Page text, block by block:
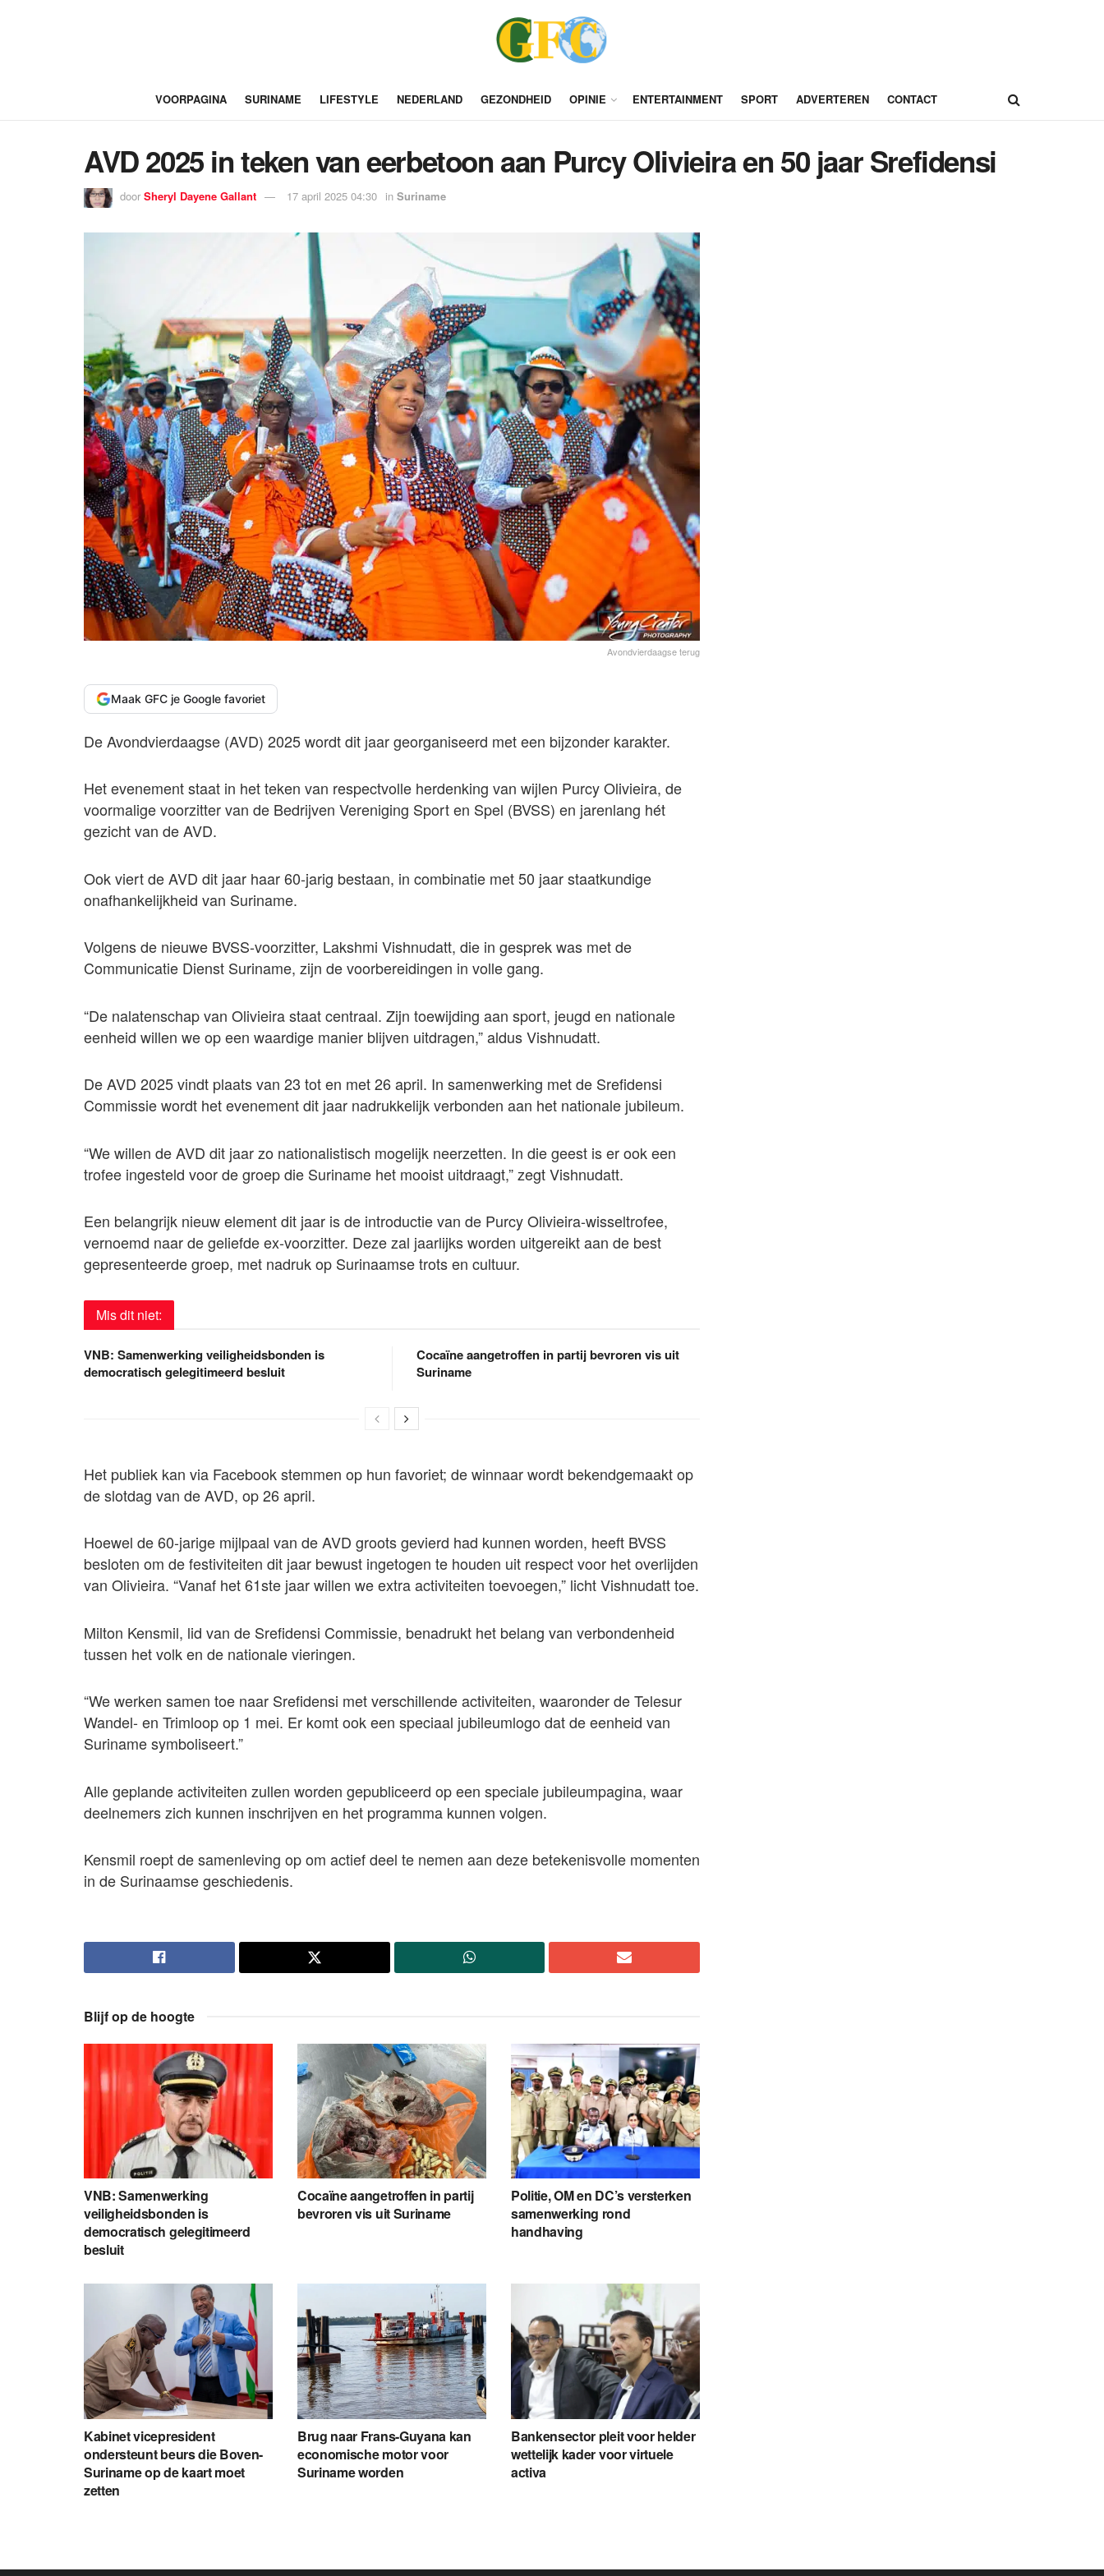
VOORPAGINA SURINAME LIFESTYLE NEDERLAND GEZONDHEID OPINIE ENTERTAINMENT SPORT ADVERTEREN CONTACT
AVD 2025 in teken van eerbetoon aan Purcy Olivieira en 50 jaar Srefidensi
door Sheryl Dayene Gallant 17 april 2025 04:30 in Suriname
Avondvierdaagse terug
Maak GFC je Google favoriet
De Avondvierdaagse (AVD) 2025 wordt dit jaar georganiseerd met een bijzonder karakter.
Het evenement staat in het teken van respectvolle herdenking van wijlen Purcy Olivieira, de
voormalige voorzitter van de Bedrijven Vereniging Sport en Spel (BVSS) en jarenlang hét
gezicht van de AVD.
Ook viert de AVD dit jaar haar 60-jarig bestaan, in combinatie met 50 jaar staatkundige
onafhankelijkheid van Suriname.
Volgens de nieuwe BVSS-voorzitter, Lakshmi Vishnudatt, die in gesprek was met de
Communicatie Dienst Suriname, zijn de voorbereidingen in volle gang.
“De nalatenschap van Olivieira staat centraal. Zijn toewijding aan sport, jeugd en nationale
eenheid willen we op een waardige manier blijven uitdragen,” aldus Vishnudatt.
De AVD 2025 vindt plaats van 23 tot en met 26 april. In samenwerking met de Srefidensi
Commissie wordt het evenement dit jaar nadrukkelijk verbonden aan het nationale jubileum.
“We willen de AVD dit jaar zo nationalistisch mogelijk neerzetten. In die geest is er ook een
trofee ingesteld voor de groep die Suriname het mooist uitdraagt,” zegt Vishnudatt.
Een belangrijk nieuw element dit jaar is de introductie van de Purcy Olivieira-wisseltrofee,
vernoemd naar de geliefde ex-voorzitter. Deze zal jaarlijks worden uitgereikt aan de best
gepresenteerde groep, met nadruk op Surinaamse trots en cultuur.
Mis dit niet:
VNB: Samenwerking veiligheidsbonden is
democratisch gelegitimeerd besluit
Cocaïne aangetroffen in partij bevroren vis uit
Suriname
Het publiek kan via Facebook stemmen op hun favoriet; de winnaar wordt bekendgemaakt op
de slotdag van de AVD, op 26 april.
Hoewel de 60-jarige mijlpaal van de AVD groots gevierd had kunnen worden, heeft BVSS
besloten om de festiviteiten dit jaar bewust ingetogen te houden uit respect voor het overlijden
van Olivieira. “Vanaf het 61ste jaar willen we extra activiteiten toevoegen,” licht Vishnudatt toe.
Milton Kensmil, lid van de Srefidensi Commissie, benadrukt het belang van verbondenheid
tussen het volk en de nationale vieringen.
“We werken samen toe naar Srefidensi met verschillende activiteiten, waaronder de Telesur
Wandel- en Trimloop op 1 mei. Er komt ook een speciaal jubileumlogo dat de eenheid van
Suriname symboliseert.”
Alle geplande activiteiten zullen worden gepubliceerd op een speciale jubileumpagina, waar
deelnemers zich kunnen inschrijven en het programma kunnen volgen.
Kensmil roept de samenleving op om actief deel te nemen aan deze betekenisvolle momenten
in de Surinaamse geschiedenis.
Blijf op de hoogte
VNB: Samenwerking
veiligheidsbonden is
democratisch gelegitimeerd
besluit
Cocaïne aangetroffen in partij
bevroren vis uit Suriname
Politie, OM en DC’s versterken
samenwerking rond
handhaving
Kabinet vicepresident
ondersteunt beurs die Boven-
Suriname op de kaart moet
zetten
Brug naar Frans-Guyana kan
economische motor voor
Suriname worden
Bankensector pleit voor helder
wettelijk kader voor virtuele
activa